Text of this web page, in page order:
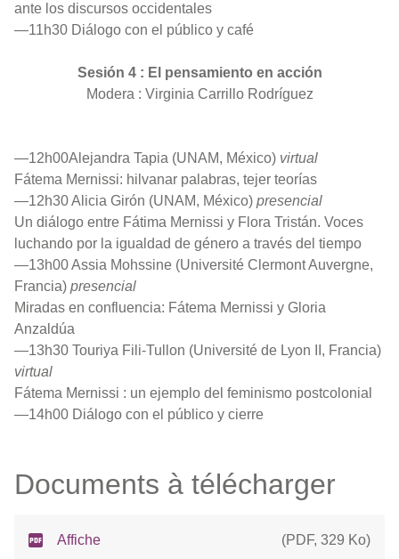
ante los discursos occidentales
—11h30 Diálogo con el público y café
Sesión 4 : El pensamiento en acción
Modera : Virginia Carrillo Rodríguez
—12h00Alejandra Tapia (UNAM, México) virtual
Fátema Mernissi: hilvanar palabras, tejer teorías
—12h30 Alicia Girón (UNAM, México) presencial
Un diálogo entre Fátima Mernissi y Flora Tristán. Voces
luchando por la igualdad de género a través del tiempo
—13h00 Assia Mohssine (Université Clermont Auvergne,
Francia) presencial
Miradas en confluencia: Fátema Mernissi y Gloria
Anzaldúa
—13h30 Touriya Fili-Tullon (Université de Lyon II, Francia)
virtual
Fátema Mernissi : un ejemplo del feminismo postcolonial
—14h00 Diálogo con el público y cierre
Documents à télécharger
Affiche (PDF, 329 Ko)